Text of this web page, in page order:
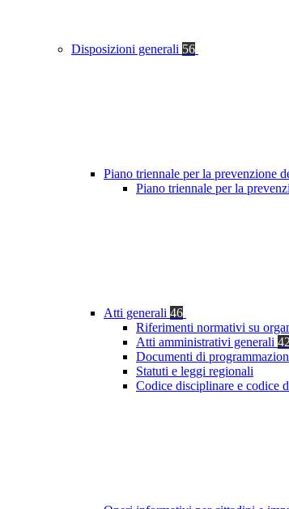
Disposizioni generali 56
Piano triennale per la prevenzione
Piano triennale per la
Atti generali 46
Riferimenti normativi su
Atti amministrativi generali 42
Documenti di
Statuti e leggi regionali
Codice disciplinare e codice